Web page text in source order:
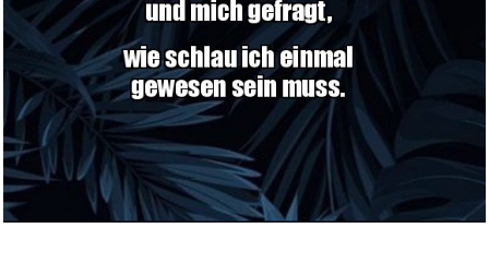
Anzeige
Tensor - Einhandrute mit Korkg...